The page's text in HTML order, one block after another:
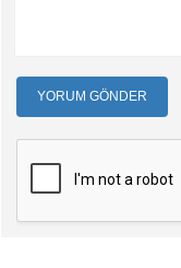
YORUM GÖNDER